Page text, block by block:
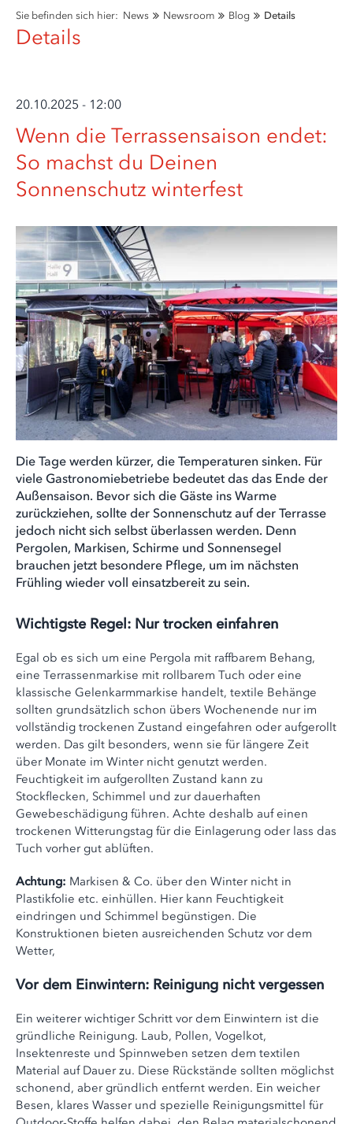
Sie befinden sich hier: News Newsroom Blog Details
Details
20.10.2025 - 12:00
Wenn die Terrassensaison endet:
So machst du Deinen
Sonnenschutz winterfest
Die Tage werden kürzer, die Temperaturen sinken. Für
viele Gastronomiebetriebe bedeutet das das Ende der
Außensaison. Bevor sich die Gäste ins Warme
zurückziehen, sollte der Sonnenschutz auf der Terrasse
jedoch nicht sich selbst überlassen werden. Denn
Pergolen, Markisen, Schirme und Sonnensegel
brauchen jetzt besondere Pflege, um im nächsten
Frühling wieder voll einsatzbereit zu sein.
Wichtigste Regel: Nur trocken einfahren
Egal ob es sich um eine Pergola mit raffbarem Behang,
eine Terrassenmarkise mit rollbarem Tuch oder eine
klassische Gelenkarmmarkise handelt, textile Behänge
sollten grundsätzlich schon übers Wochenende nur im
vollständig trockenen Zustand eingefahren oder aufgerollt
werden. Das gilt besonders, wenn sie für längere Zeit
über Monate im Winter nicht genutzt werden.
Feuchtigkeit im aufgerollten Zustand kann zu
Stockflecken, Schimmel und zur dauerhaften
Gewebeschädigung führen. Achte deshalb auf einen
trockenen Witterungstag für die Einlagerung oder lass das
Tuch vorher gut ablüften.
Achtung: Markisen & Co. über den Winter nicht in
Plastikfolie etc. einhüllen. Hier kann Feuchtigkeit
eindringen und Schimmel begünstigen. Die
Konstruktionen bieten ausreichenden Schutz vor dem
Wetter,
Vor dem Einwintern: Reinigung nicht vergessen
Ein weiterer wichtiger Schritt vor dem Einwintern ist die
gründliche Reinigung. Laub, Pollen, Vogelkot,
Insektenreste und Spinnweben setzen dem textilen
Material auf Dauer zu. Diese Rückstände sollten möglichst
schonend, aber gründlich entfernt werden. Ein weicher
Besen, klares Wasser und spezielle Reinigungsmittel für